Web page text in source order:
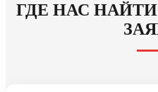
ГДЕ НАС